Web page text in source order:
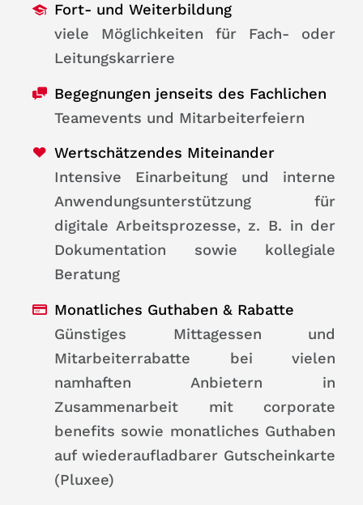
Fort- und Weiterbildung
viele Möglichkeiten für Fach- oder
Leitungskarriere
Begegnungen jenseits des Fachlichen
Teamevents und Mitarbeiterfeiern
Wertschätzendes Miteinander
Intensive Einarbeitung und interne
Anwendungsunterstützung für
digitale Arbeitsprozesse, z. B. in der
Dokumentation sowie kollegiale
Beratung
Monatliches Guthaben & Rabatte
Günstiges Mittagessen und
Mitarbeiterrabatte bei vielen
namhaften Anbietern in
Zusammenarbeit mit corporate
benefits sowie monatliches Guthaben
auf wiederaufladbarer Gutscheinkarte
(Pluxee)